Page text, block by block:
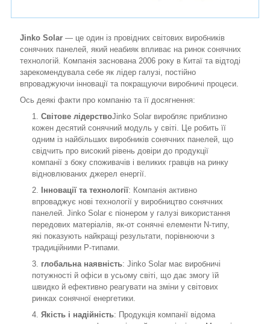
Jinko Solar — це один із провідних світових виробників
сонячних панелей, який неабияк впливає на ринок сонячних
технологій. Компанія заснована 2006 року в Китаї та відтоді
зарекомендувала себе як лідер галузі, постійно
впроваджуючи інновації та покращуючи виробничі процеси.
Ось деякі факти про компанію та її досягнення:
Світове лідерствоJinko Solar виробляє приблизно
кожен десятий сонячний модуль у світі. Це робить її
одним із найбільших виробників сонячних панелей, що
свідчить про високий рівень довіри до продукції
компанії з боку споживачів і великих гравців на ринку
відновлюваних джерел енергії.
Інновації та технології: Компанія активно
впроваджує нові технології у виробництво сонячних
панелей. Jinko Solar є піонером у галузі використання
передових матеріалів, як-от сонячні елементи N-типу,
які показують найкращі результати, порівнюючи з
традиційними P-типами.
глобальна наявність: Jinko Solar має виробничі
потужності й офіси в усьому світі, що дає змогу їй
швидко й ефективно реагувати на зміни у світових
ринках сонячної енергетики.
Якість і надійність: Продукція компанії відома